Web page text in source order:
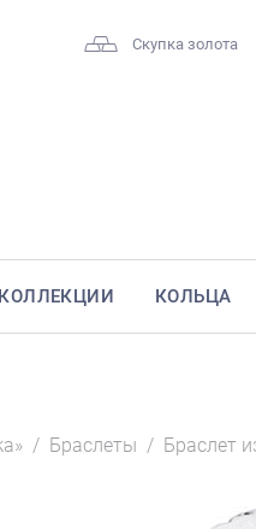
Скупка золота
КОЛЛЕКЦИИ КОЛЬЦА
/ Браслеты / Браслет